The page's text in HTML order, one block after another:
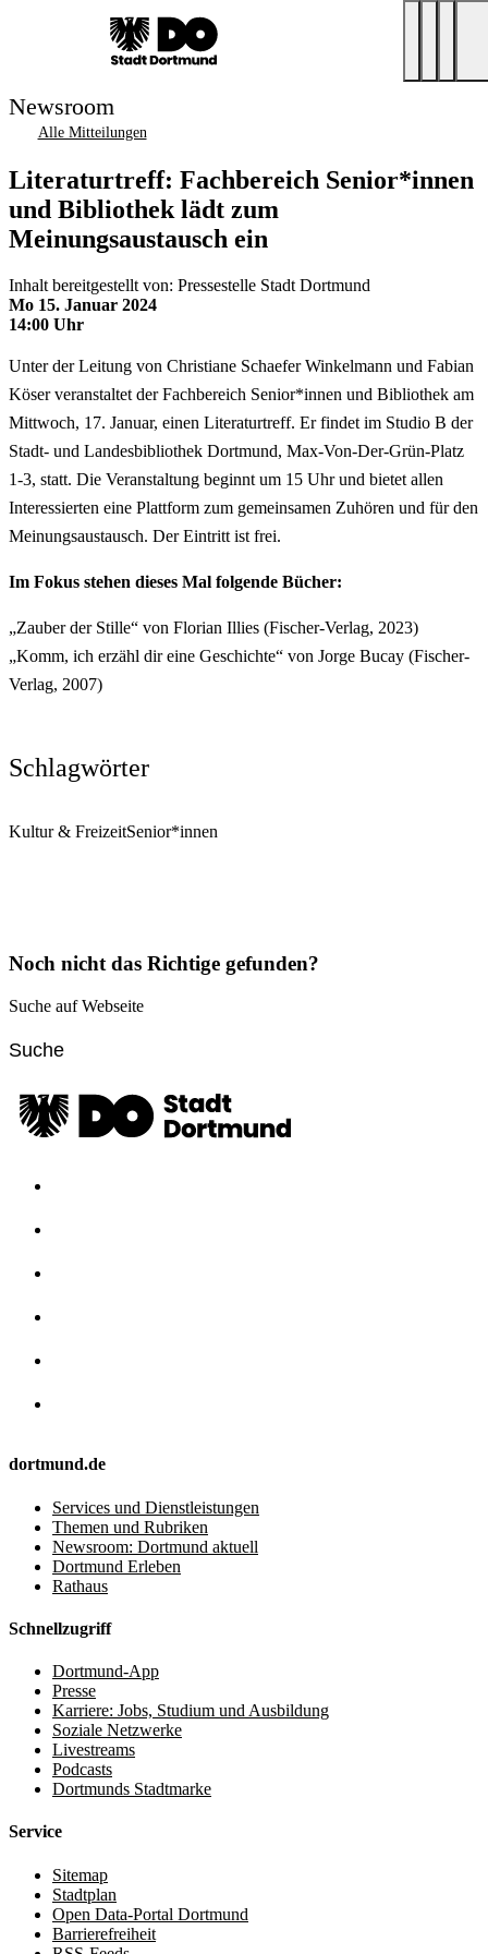
Newsroom
Alle Mitteilungen
Literaturtreff: Fachbereich Senior*innen
und Bibliothek lädt zum
Meinungsaustausch ein
Inhalt bereitgestellt von: Pressestelle Stadt Dortmund
Mo 15. Januar 2024
14:00 Uhr
Unter der Leitung von Christiane Schaefer Winkelmann und Fabian
Köser veranstaltet der Fachbereich Senior*innen und Bibliothek am
Mittwoch, 17. Januar, einen Literaturtreff. Er findet im Studio B der
Stadt- und Landesbibliothek Dortmund, Max-Von-Der-Grün-Platz
1-3, statt. Die Veranstaltung beginnt um 15 Uhr und bietet allen
Interessierten eine Plattform zum gemeinsamen Zuhören und für den
Meinungsaustausch. Der Eintritt ist frei.
Im Fokus stehen dieses Mal folgende Bücher:
„Zauber der Stille“ von Florian Illies (Fischer-Verlag, 2023)
„Komm, ich erzähl dir eine Geschichte“ von Jorge Bucay (Fischer-
Verlag, 2007)
Schlagwörter
Kultur & FreizeitSenior*innen
Noch nicht das Richtige gefunden?
Suche auf Webseite
dortmund.de
Services und Dienstleistungen
Themen und Rubriken
Newsroom: Dortmund aktuell
Dortmund Erleben
Rathaus
Schnellzugriff
Dortmund-App
Presse
Karriere: Jobs, Studium und Ausbildung
Soziale Netzwerke
Livestreams
Podcasts
Dortmunds Stadtmarke
Service
Sitemap
Stadtplan
Open Data-Portal Dortmund
Barrierefreiheit